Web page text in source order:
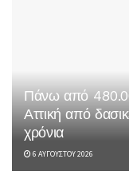
Πάνω από
Αττική από
χρόνια
6 ΑΥΓΟΎΣΤΟΥ 2026